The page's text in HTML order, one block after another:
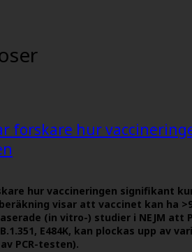
forskare hur
hur vaccineringen signifikant
visar att vaccinet kan ha
(in vitro-) studier i NEJM
E484K, kan plockas upp av
PCR-testen).